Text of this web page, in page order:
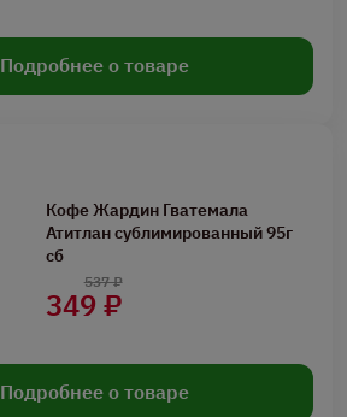
Подробнее о товаре
Кофе Жардин Гватемала
Атитлан сублимированный 95г
сб
349 ₽
537 ₽
Подробнее о товаре